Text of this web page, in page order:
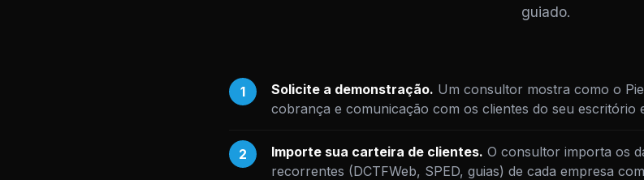
guiado.
1 Solicite a demonstração. Um consultor mostra como o
cobrança e comunicação com os clientes do seu escritório
2 Importe sua carteira de clientes. O consultor importa os
recorrentes (DCTFWeb, SPED, guias) de cada empresa